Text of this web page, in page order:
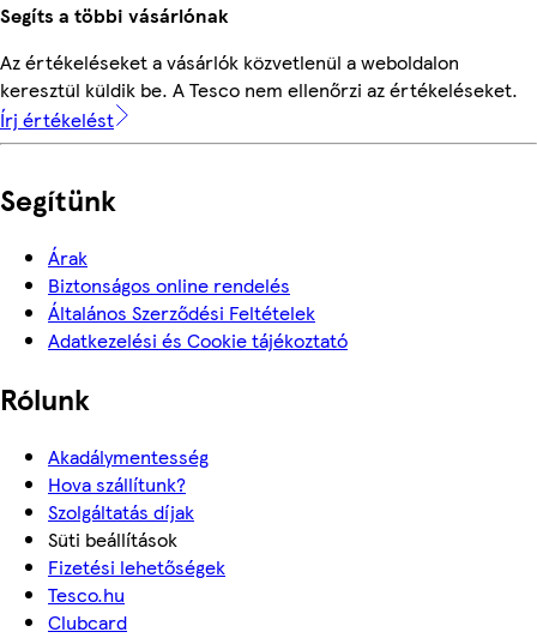
Segíts a többi vásárlónak
Az értékeléseket a vásárlók közvetlenül a weboldalon
keresztül küldik be. A Tesco nem ellenőrzi az értékeléseket.
Írj értékelést
Segítünk
Árak
Biztonságos online rendelés
Általános Szerződési Feltételek
Adatkezelési és Cookie tájékoztató
Rólunk
Akadálymentesség
Hova szállítunk?
Szolgáltatás díjak
Süti beállítások
Fizetési lehetőségek
Tesco.hu
Clubcard